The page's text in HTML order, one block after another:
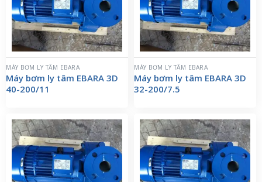
MÁY BƠM LY TÂM EBARA
Máy bơm ly tâm EBARA 3D
40-200/11
MÁY BƠM LY TÂM EBARA
Máy bơm ly tâm EBARA 3D
32-200/7.5